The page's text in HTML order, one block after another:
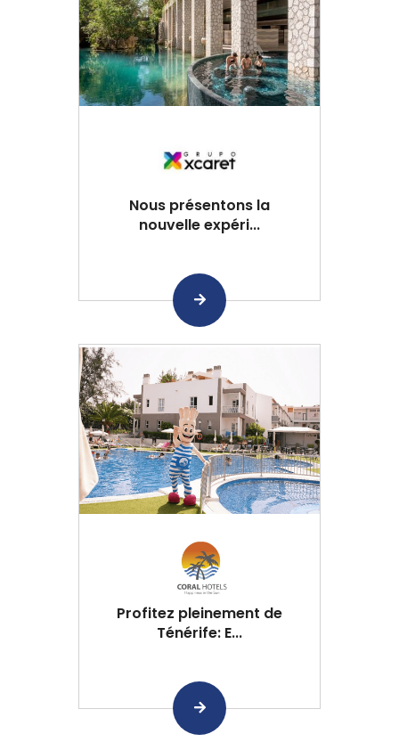
Nous présentons la
nouvelle expéri...
Profitez pleinement de
Ténérife: E...